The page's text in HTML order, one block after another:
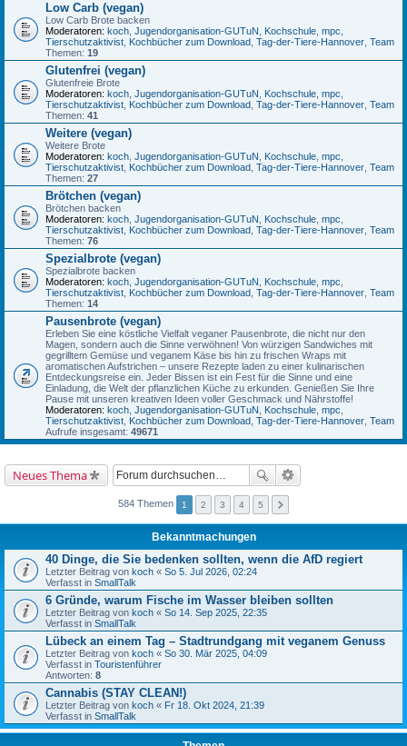
Low Carb (vegan)
Low Carb Brote backen
Moderatoren: koch, Jugendorganisation-GUTuN, Kochschule, mpc,
Tierschutzaktivist, Kochbücher zum Download, Tag-der-Tiere-Hannover, Team
Themen: 19
Glutenfrei (vegan)
Glutenfreie Brote
Moderatoren: koch, Jugendorganisation-GUTuN, Kochschule, mpc,
Tierschutzaktivist, Kochbücher zum Download, Tag-der-Tiere-Hannover, Team
Themen: 41
Weitere (vegan)
Weitere Brote
Moderatoren: koch, Jugendorganisation-GUTuN, Kochschule, mpc,
Tierschutzaktivist, Kochbücher zum Download, Tag-der-Tiere-Hannover, Team
Themen: 27
Brötchen (vegan)
Brötchen backen
Moderatoren: koch, Jugendorganisation-GUTuN, Kochschule, mpc,
Tierschutzaktivist, Kochbücher zum Download, Tag-der-Tiere-Hannover, Team
Themen: 76
Spezialbrote (vegan)
Spezialbrote backen
Moderatoren: koch, Jugendorganisation-GUTuN, Kochschule, mpc,
Tierschutzaktivist, Kochbücher zum Download, Tag-der-Tiere-Hannover, Team
Themen: 14
Pausenbrote (vegan)
Erleben Sie eine köstliche Vielfalt veganer Pausenbrote, die nicht nur den
Magen, sondern auch die Sinne verwöhnen! Von würzigen Sandwiches mit
gegrilltem Gemüse und veganem Käse bis hin zu frischen Wraps mit
aromatischen Aufstrichen – unsere Rezepte laden zu einer kulinarischen
Entdeckungsreise ein. Jeder Bissen ist ein Fest für die Sinne und eine
Einladung, die Welt der pflanzlichen Küche zu erkunden. Genießen Sie Ihre
Pause mit unseren kreativen Ideen voller Geschmack und Nährstoffe!
Moderatoren: koch, Jugendorganisation-GUTuN, Kochschule, mpc,
Tierschutzaktivist, Kochbücher zum Download, Tag-der-Tiere-Hannover, Team
Aufrufe insgesamt: 49671
Neues Thema
584 Themen 1 2 3 4 5
Bekanntmachungen
40 Dinge, die Sie bedenken sollten, wenn die AfD regiert
Letzter Beitrag von koch « So 5. Jul 2026, 02:24
Verfasst in SmallTalk
6 Gründe, warum Fische im Wasser bleiben sollten
Letzter Beitrag von koch « So 14. Sep 2025, 22:35
Verfasst in SmallTalk
Lübeck an einem Tag – Stadtrundgang mit veganem Genuss
Letzter Beitrag von koch « So 30. Mär 2025, 04:09
Verfasst in Touristenführer
Antworten: 8
Cannabis (STAY CLEAN!)
Letzter Beitrag von koch « Fr 18. Okt 2024, 21:39
Verfasst in SmallTalk